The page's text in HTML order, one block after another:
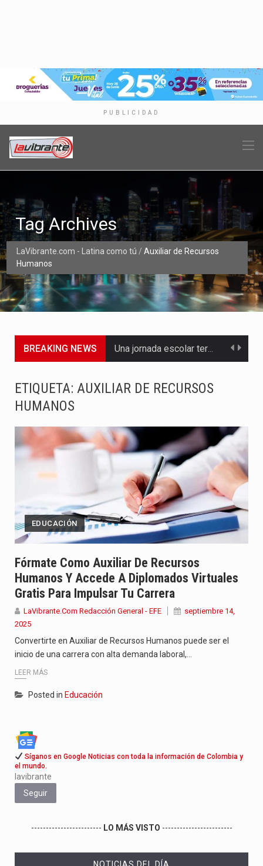
PUBLICIDAD
LaVibrante.com - Latina como tú / Auxiliar de Recursos
Humanos
Tag Archives
BREAKING NEWS Una jornada escolar terminó en tragedia este viernes 7 de…
Abelardo de la Espriella asumió este viernes 7 de agosto…
La llegada de Álvaro Uribe Vélez a la ceremonia de…
Con una salva de 21 cañonazos se cumplieron los honores…
El presidente electo Abelardo de la Espriella aseguró que durante…
Con el inicio del gobierno de Abelardo de la Espriella,…
ETIQUETA: AUXILIAR DE RECURSOS
HUMANOS
EDUCACIÓN
Fórmate Como Auxiliar De Recursos
Humanos Y Accede A Diplomados Virtuales
Gratis Para Impulsar Tu Carrera
LaVibrante.Com Redacción General - EFE
septiembre 14,
2025
Convertirte en Auxiliar de Recursos Humanos puede ser el
inicio de una carrera con alta demanda laboral,…
LEER MÁS
Posted in Educación
Síganos en Google Noticias con toda la información de Colombia y
el mundo.
lavibrante
Seguir
------------------------ LO MÁS VISTO ------------------------